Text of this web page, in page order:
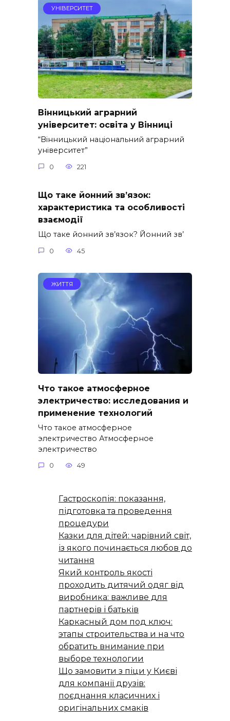
УНІВЕРСИТЕТ
Вінницький аграрний
університет: освіта у Вінниці
“Вінницький національний аграрний
університет”
0 221
Що таке йонний зв’язок:
характеристика та особливості
взаємодії
Що таке йонний зв’язок? Йонний зв’
0 45
ЖИТТЯ
Что такое атмосферное
электричество: исследования и
применение технологий
Что такое атмосферное
электричество Атмосферное
электричество
0 49
Гастроскопія: показання,
підготовка та проведення
процедури
Казки для дітей: чарівний світ,
із якого починається любов до
читання
Який контроль якості
проходить дитячий одяг від
виробника: важливе для
партнерів і батьків
Каркасный дом под ключ:
этапы строительства и на что
обратить внимание при
выборе технологии
Що замовити з піци у Києві
для компанії друзів:
поєднання класичних і
оригінальних смаків